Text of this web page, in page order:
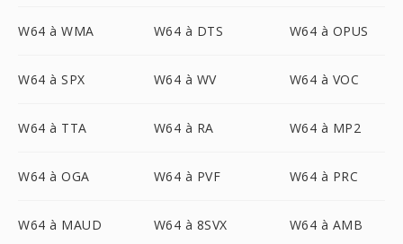
W64 à WMA W64 à DTS W64 à OPUS
W64 à SPX W64 à WV W64 à VOC
W64 à TTA W64 à RA W64 à MP2
W64 à OGA W64 à PVF W64 à PRC
W64 à MAUD W64 à 8SVX W64 à AMB